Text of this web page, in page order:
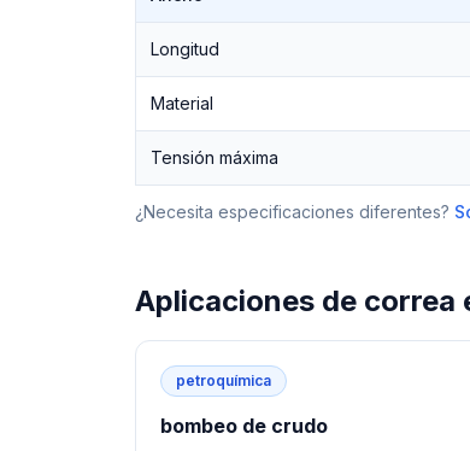
Longitud
Material
Tensión máxima
¿Necesita especificaciones diferentes?
Aplicaciones de correa
petroquímica
bombeo de crudo